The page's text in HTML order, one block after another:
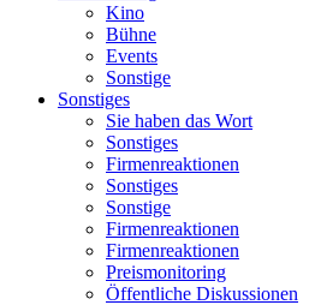
Kino
Bühne
Events
Sonstige
Sonstiges
Sie haben das Wort
Sonstiges
Firmenreaktionen
Sonstiges
Sonstige
Firmenreaktionen
Firmenreaktionen
Preismonitoring
Öffentliche Diskussionen